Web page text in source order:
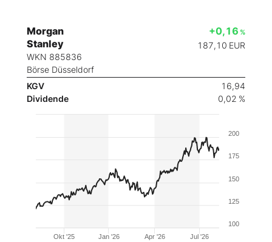
Morgan
Stanley
WKN 885836
Börse Düsseldorf
+0,16 %
187,10 EUR
KGV
16,94
Dividende
0,02 %
Okt '25 Jan '26 Apr '26 Jul '26
100
125
150
175
200